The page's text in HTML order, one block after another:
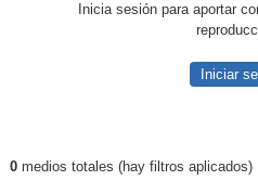
Inicia sesión para aportar
Iniciar
Resultados de: gritar
0medios totales (hay filtros aplicados)